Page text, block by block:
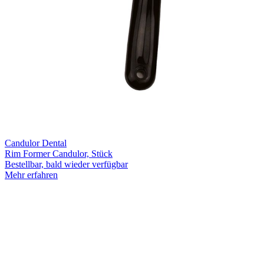
Candulor Dental
Rim Former Candulor, Stück
Bestellbar, bald wieder verfügbar
Mehr erfahren